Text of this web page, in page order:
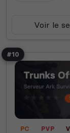
Voir le
#10
PC PVP